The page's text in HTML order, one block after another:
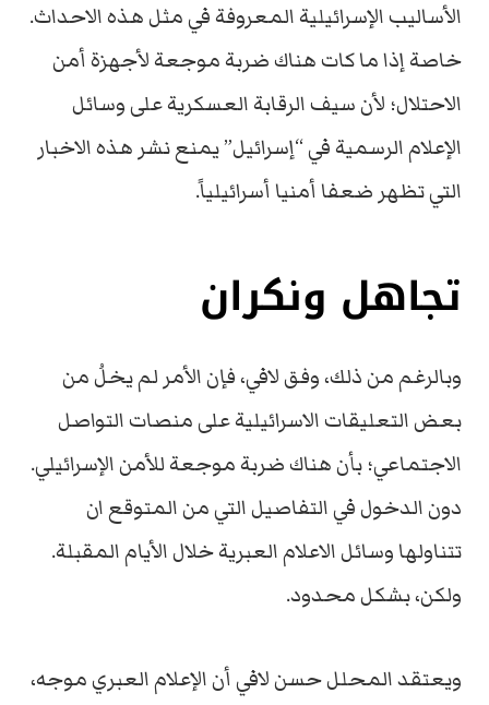
الأساليب الإسرائيلية المعروفة في مثل هذه الاحداث.
خاصة إذا ما كات هناك ضربة موجعة لأجهزة أمن
الاحتلال؛ لأن سيف الرقابة العسكرية على وسائل
الإعلام الرسمية في “إسرائيل” يمنع نشر هذه الاخبار
التي تظهر ضعفا أمنيا أسرائيلياً.
تجاهل ونكران
وبالرغم من ذلك، وفق لافي، فإن الأمر لم يخلُ من
بعض التعليقات الاسرائيلية على منصات التواصل
الاجتماعي؛ بأن هناك ضربة موجعة للأمن الإسرائيلي.
دون الدخول في التفاصيل التي من المتوقع ان
تتناولها وسائل الاعلام العبرية خلال الأيام المقبلة.
ولكن، بشكل محدود.
ويعتقد المحلل حسن لافي أن الإعلام العبري موجه،